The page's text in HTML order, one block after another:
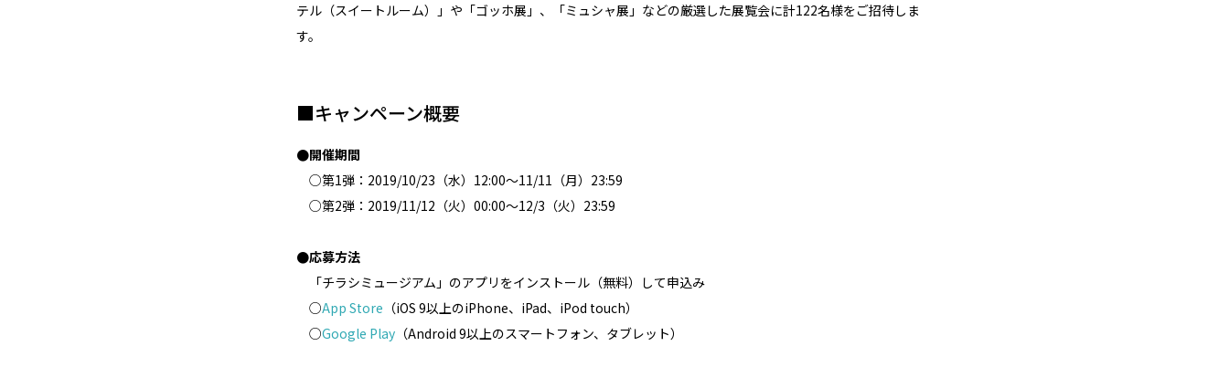
テル（スイートルーム）」や「ゴッホ展」、「ミュシャ展」などの厳選した展覧会に計122名様をご招待しま
す。
■キャンペーン概要
●開催期間
○第1弾：2019/10/23（水）12:00～11/11（月）23:59
○第2弾：2019/11/12（火）00:00～12/3（火）23:59
●応募方法
「チラシミュージアム」のアプリをインストール（無料）して申込み
○App Store （iOS 9以上のiPhone、iPad、iPod touch）
○Google Play （Android 9以上のスマートフォン、タブレット）